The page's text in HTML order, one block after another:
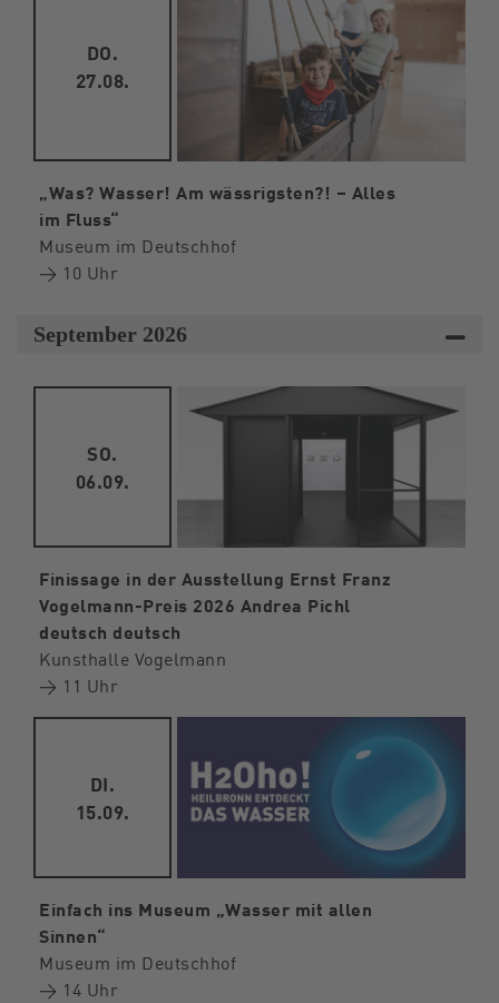
DO.
27.08.
„Was? Wasser! Am wässrigsten?! – Alles
im Fluss“
Museum im Deutschhof
→ 10 Uhr
September 2026
SO.
06.09.
Finissage in der Ausstellung Ernst Franz
Vogelmann-Preis 2026 Andrea Pichl
deutsch deutsch
Kunsthalle Vogelmann
→ 11 Uhr
DI.
15.09.
Einfach ins Museum „Wasser mit allen
Sinnen“
Museum im Deutschhof
→ 14 Uhr